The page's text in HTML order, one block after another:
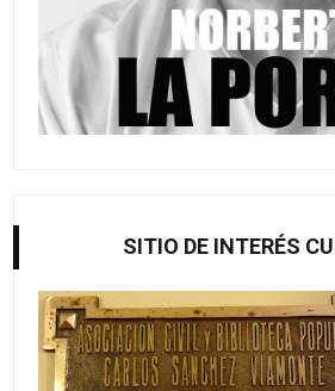
SITIO DE INTERÉS